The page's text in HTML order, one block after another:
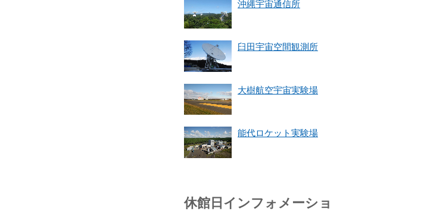
沖縄宇宙通信所
臼田宇宙空間観測所
大樹航空宇宙実験場
能代ロケット実験場
休館日インフォメーショ